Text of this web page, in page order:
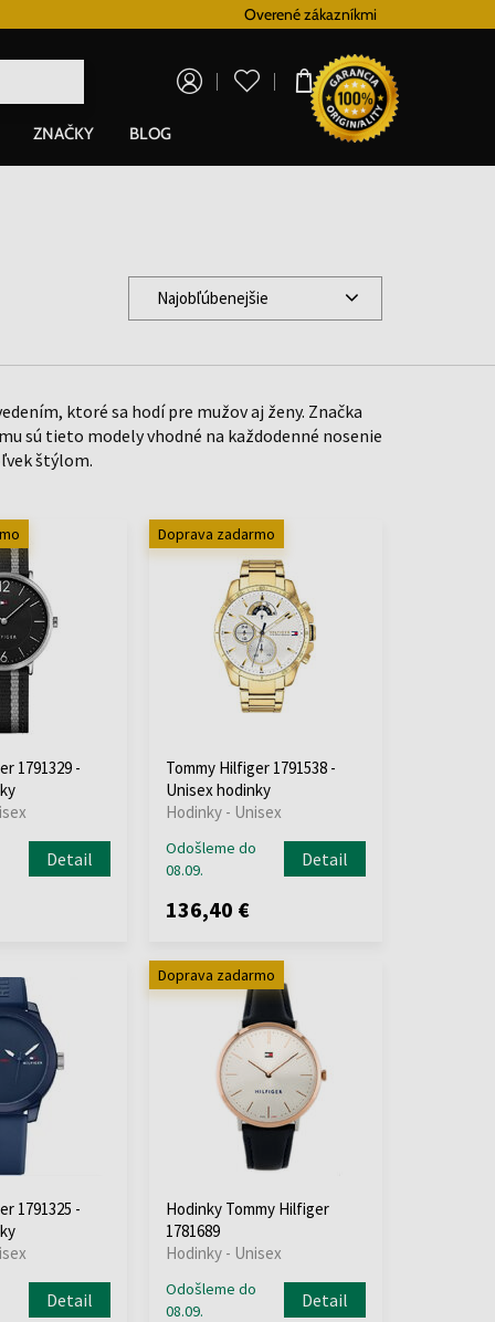
Overené zákazníkmi
0,00 €
ZNAČKY BLOG
Najobľúbenejšie
ktoré sa hodí pre mužov aj ženy. Značka
sú tieto modely vhodné na každodenné nosenie
štýlom.
1791329 -
Detail
Doprava zadarmo
Tommy Hilfiger 1791538 -
Unisex hodinky
Hodinky - Unisex
Odošleme do
08.09.
Detail
136,40 €
1791325 -
Detail
Doprava zadarmo
Hodinky Tommy Hilfiger
1781689
Hodinky - Unisex
Odošleme do
08.09.
Detail